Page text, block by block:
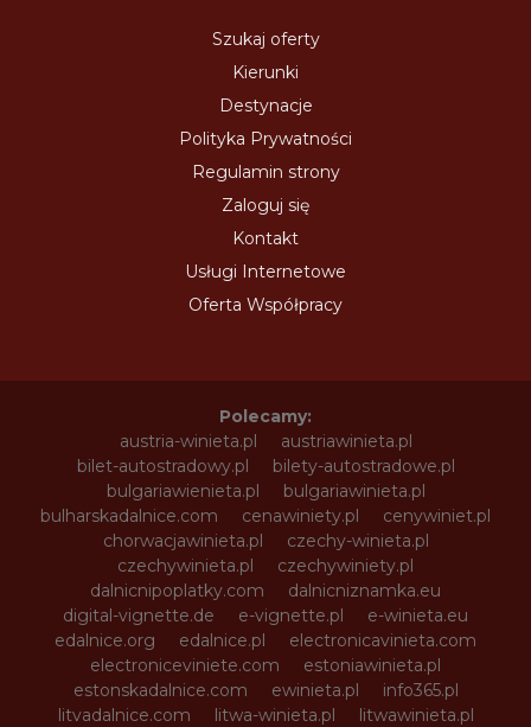
Szukaj oferty
Kierunki
Destynacje
Polityka Prywatności
Regulamin strony
Zaloguj się
Kontakt
Usługi Internetowe
Oferta Współpracy
Polecamy:
austria-winieta.pl
austriawinieta.pl
bilet-autostradowy.pl
bilety-autostradowe.pl
bulgariawienieta.pl
bulgariawinieta.pl
bulharskadalnice.com
cenawiniety.pl
cenywiniet.pl
chorwacjawinieta.pl
czechy-winieta.pl
czechywinieta.pl
czechywiniety.pl
dalnicnipoplatky.com
dalnicniznamka.eu
digital-vignette.de
e-vignette.pl
e-winieta.eu
edalnice.org
edalnice.pl
electronicavinieta.com
electroniceviniete.com
estoniawinieta.pl
estonskadalnice.com
ewinieta.pl
info365.pl
litvadalnice.com
litwa-winieta.pl
litwawinieta.pl